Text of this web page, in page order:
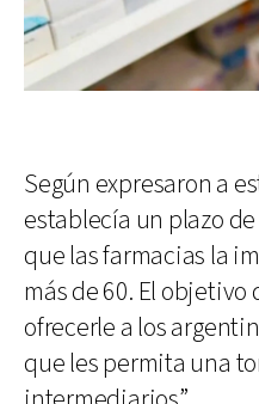
Según expresaron a
establecía un plazo
que las farmacias la
más de 60. El objetivo
ofrecerle a los
que les permita una